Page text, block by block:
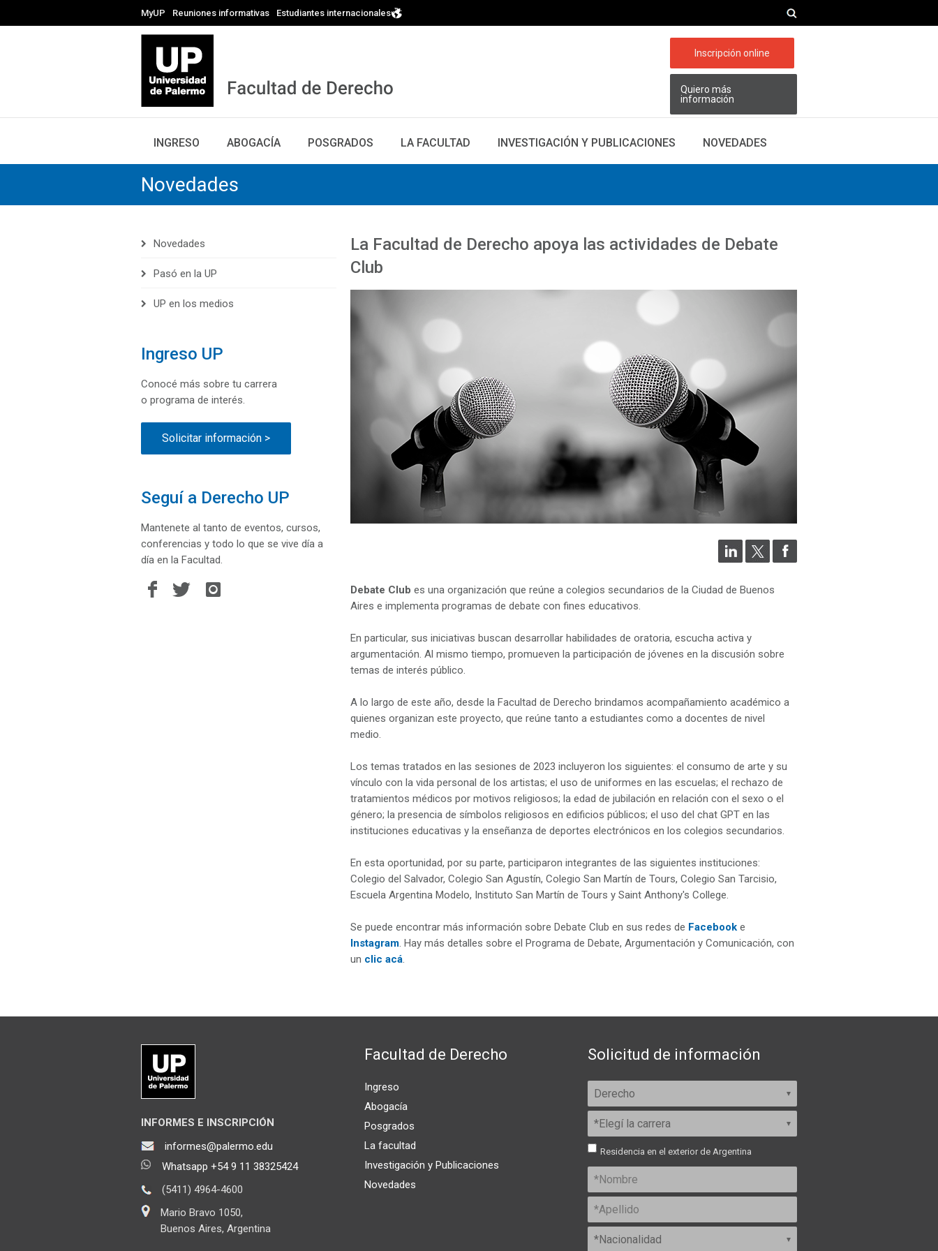
MyUP Reuniones informativas Estudiantes internacionales
Inscripción online
Quiero más
información
INGRESO ABOGACÍA POSGRADOS LA FACULTAD INVESTIGACIÓN Y PUBLICACIONES NOVEDADES
Novedades
La Facultad de Derecho apoya las actividades de Debate
Club
Debate Club es una organización que reúne a colegios secundarios de la Ciudad de Buenos
Aires e implementa programas de debate con fines educativos.
En particular, sus iniciativas buscan desarrollar habilidades de oratoria, escucha activa y
argumentación. Al mismo tiempo, promueven la participación de jóvenes en la discusión sobre
temas de interés público.
A lo largo de este año, desde la Facultad de Derecho brindamos acompañamiento académico a
quienes organizan este proyecto, que reúne tanto a estudiantes como a docentes de nivel
medio.
Los temas tratados en las sesiones de 2023 incluyeron los siguientes: el consumo de arte y su
vínculo con la vida personal de los artistas; el uso de uniformes en las escuelas; el rechazo de
tratamientos médicos por motivos religiosos; la edad de jubilación en relación con el sexo o el
género; la presencia de símbolos religiosos en edificios públicos; el uso del chat GPT en las
instituciones educativas y la enseñanza de deportes electrónicos en los colegios secundarios.
En esta oportunidad, por su parte, participaron integrantes de las siguientes instituciones:
Colegio del Salvador, Colegio San Agustín, Colegio San Martín de Tours, Colegio San Tarcisio,
Escuela Argentina Modelo, Instituto San Martín de Tours y Saint Anthony's College.
Se puede encontrar más información sobre Debate Club en sus redes de Facebook e
Instagram. Hay más detalles sobre el Programa de Debate, Argumentación y Comunicación, con
un clic acá.
Novedades
Pasó en la UP
UP en los medios
Ingreso UP
Conocé más sobre tu carrera
o programa de interés.
Solicitar información >
Seguí a Derecho UP
Mantenete al tanto de eventos, cursos,
conferencias y todo lo que se vive día a
día en la Facultad.
INFORMES E INSCRIPCIÓN
informes@palermo.edu
Whatsapp +54 9 11 38325424
(5411) 4964-4600
Mario Bravo 1050,
Buenos Aires, Argentina
Facultad de Derecho
Ingreso
Abogacía
Posgrados
La facultad
Investigación y Publicaciones
Novedades
Solicitud de información
Residencia en el exterior de Argentina